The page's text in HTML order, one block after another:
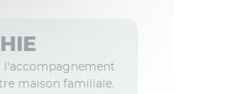
l'accompagnement
maison familiale.